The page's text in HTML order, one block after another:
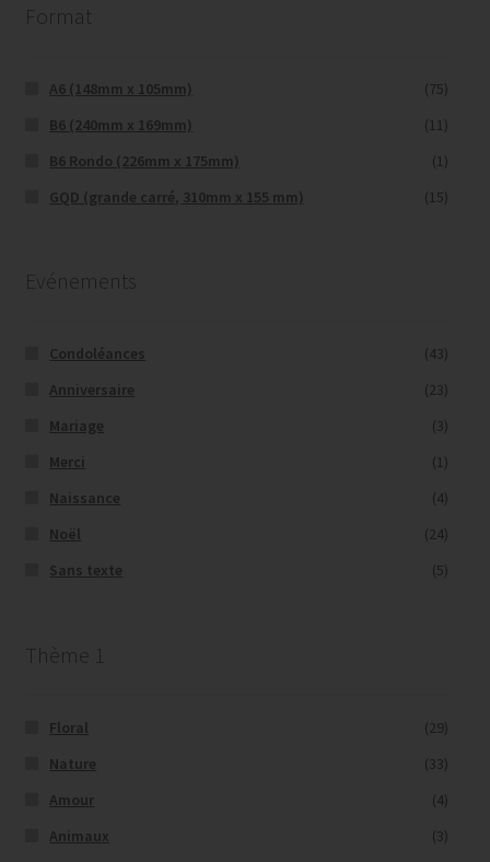
Format
A6 (148mm x 105mm)
(75)
B6 (240mm x 169mm)
(11)
B6 Rondo (226mm x 175mm)
(1)
GQD (grande carré, 310mm x 155 mm)
(15)
Evénements
Condoléances
(43)
Anniversaire
(23)
Mariage
(3)
Merci
(1)
Naissance
(4)
Noël
(24)
Sans texte
(5)
Thème 1
Floral
(29)
Nature
(33)
Amour
(4)
Animaux
(3)